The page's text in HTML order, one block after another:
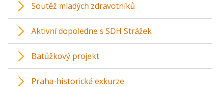
Soutěž mladých zdravotníků
Aktivní dopoledne s SDH Strážek
Batůžkový projekt
Praha-historická exkurze